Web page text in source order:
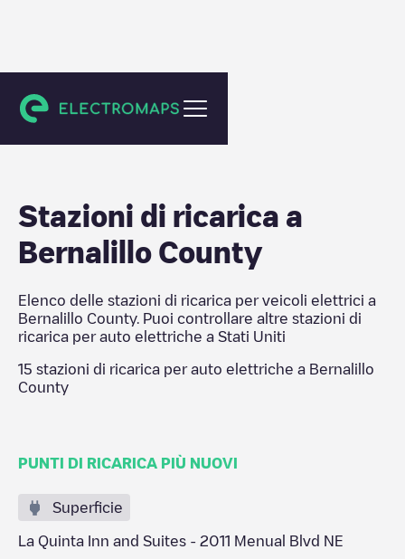
Stati Uniti
Stazioni di ricarica a
Bernalillo County
Elenco delle stazioni di ricarica per veicoli elettrici a
Bernalillo County. Puoi controllare altre stazioni di
ricarica per auto elettriche a Stati Uniti
15 stazioni di ricarica per auto elettriche a Bernalillo
County
PUNTI DI RICARICA PIÙ NUOVI
Superficie
La Quinta Inn and Suites - 2011 Menual Blvd NE